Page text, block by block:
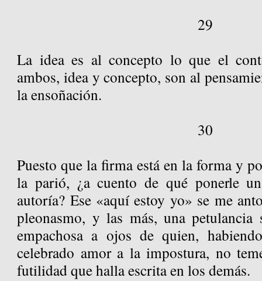
29
La idea es al concepto lo que el
ambos, idea y concepto, son al
la ensoñación.
30
Puesto que la firma está en la forma y
la parió, ¿a cuento de qué ponerle
autoría? Ese «aquí estoy yo» se me
pleonasmo, y las más, una petulancia
empachosa a ojos de quien,
celebrado amor a la impostura, no
futilidad que halla escrita en los demás.